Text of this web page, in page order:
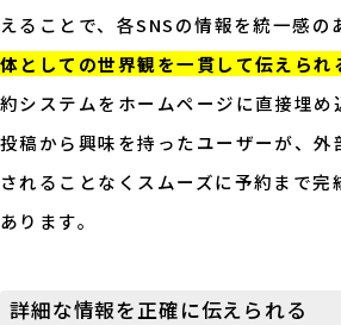
えることで、各SNSの情報を統一感の
体としての世界観を一貫して伝えられ
約システムをホームページに直接埋め
投稿から興味を持ったユーザーが、外
されることなくスムーズに予約まで完
あります。
詳細な情報を正確に伝えられる